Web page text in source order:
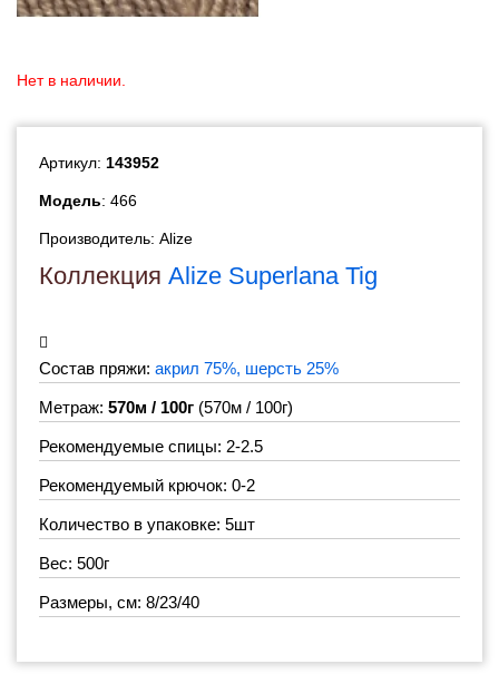
Нет в наличии.
Артикул: 143952
Модель: 466
Производитель: Alize
Коллекция Alize Superlana Tig
Состав пряжи: акрил 75%, шерсть 25%
Метраж: 570м / 100г (570м / 100г)
Рекомендуемые спицы: 2-2.5
Рекомендуемый крючок: 0-2
Количество в упаковке: 5шт
Вес: 500г
Размеры, см: 8/23/40